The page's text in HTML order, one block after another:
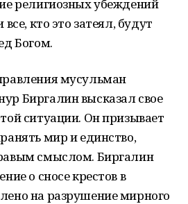
религиозных убеждений
кто это затеял, будут
Богом.
мусульман
Биргалин высказал свое
ситуации. Он призывает
мир и единство,
смыслом. Биргалин
о сносе крестов в
на разрушение мирного